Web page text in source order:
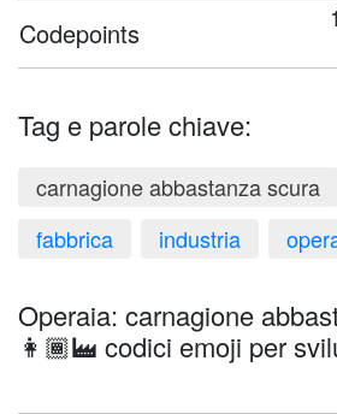
Codepoints
Tag e parole chiave:
carnagione abbastanza scura
fabbrica
industria
Operaia: carnagione
👩🏾‍🏭 codici emoji per